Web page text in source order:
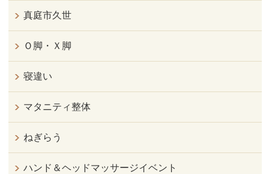
真庭市久世
Ｏ脚・Ｘ脚
寝違い
マタニティ整体
ねぎらう
ハンド＆ヘッドマッサージイベント